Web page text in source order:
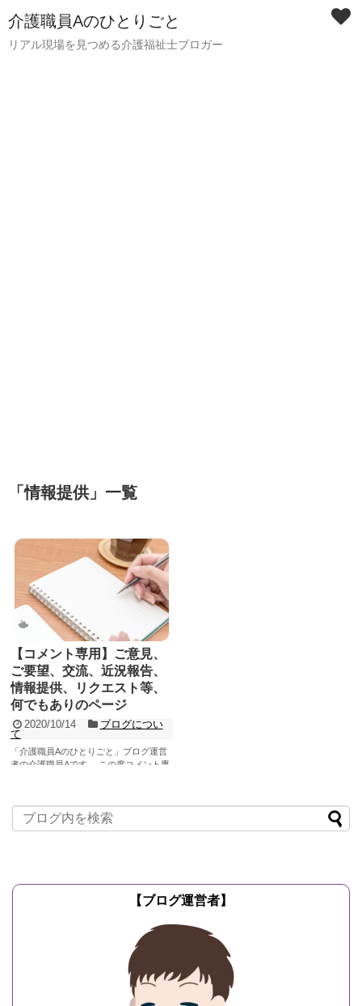
介護職員Aのひとりごと
リアル現場を見つめる介護福祉士ブロガー
「情報提供」 一覧
【コメント専用】ご意見、
ご要望、交流、近況報告、
情報提供、リクエスト等、
何でもありのページ
2020/10/14
ブログについ
て
「介護職員Aのひとりごと」ブログ運営
者の介護職員Aです。 この度コメント専
【ブログ運営者】